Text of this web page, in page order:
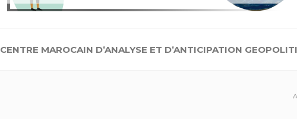
CENTRE MAROCAIN D’ANALYSE ET D’ANTICIPATION